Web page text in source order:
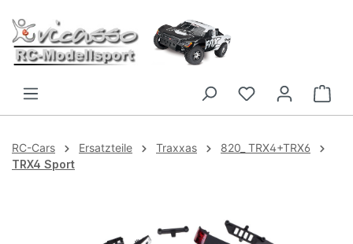
Zum Hauptinhalt springen
RC-Cars Ersatzteile Traxxas
820_ TRX4+TRX6
TRX4 Sport